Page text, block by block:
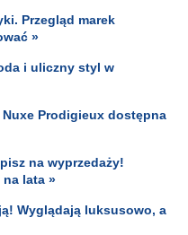
Przegląd marek
»
i uliczny styl w
Prodigieux dostępna
na wyprzedaży!
na lata »
Wyglądają luksusowo, a